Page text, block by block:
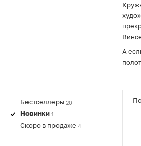
А
Бестселлеры 20
Новинки 1
Скоро в продаже 4